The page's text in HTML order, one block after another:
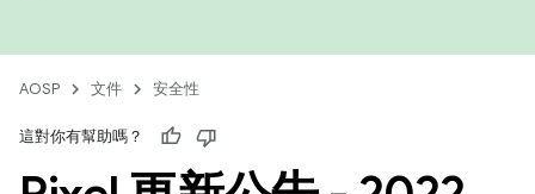
AOSP 文件 安全性
這對你有幫助嗎？